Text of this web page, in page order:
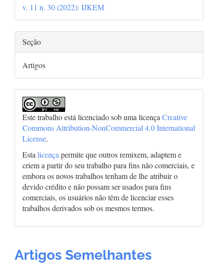
artigo
v. 11 n. 30 (2022): IJKEM
Seção
Artigos
Este trabalho está licenciado sob uma licença Creative
Commons Attribution-NonCommercial 4.0 International
License.
Esta licença permite que outros remixem, adaptem e
criem a partir do seu trabalho para fins não comerciais, e
embora os novos trabalhos tenham de lhe atribuir o
devido crédito e não possam ser usados para fins
comerciais, os usuários não têm de licenciar esses
trabalhos derivados sob os mesmos termos.
Artigos Semelhantes